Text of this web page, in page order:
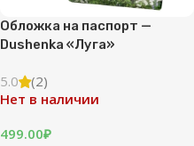
Обложка на паспорт —
Dushenka «Луга»
5.0
(2)
Нет в наличии
499.00₽